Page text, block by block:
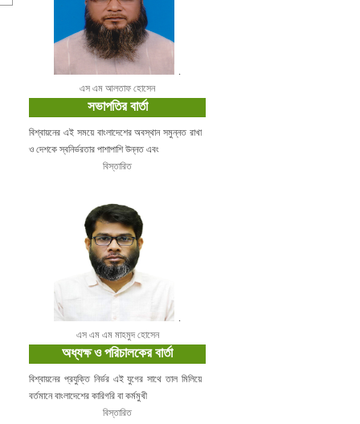
.
এস এম আলতাফ হোসেন
সভাপতির বার্তা
বিশ্বায়নের এই সময়ে বাংলাদেশের অবস্থান সমুন্নত রাখা
ও দেশকে স্বনির্ভরতার পাশাপাশি উন্নত এবং
বিস্তারিত
.
এস এম এম মাহমুদ হোসেন
অধ্যক্ষ ও পরিচালকের বার্তা
বিশ্বায়নের প্রযুক্তি নির্ভর এই যুগের সাথে তাল মিলিয়ে
বর্তমানে বাংলাদেশের কারিগরি বা কর্মমুখী
বিস্তারিত